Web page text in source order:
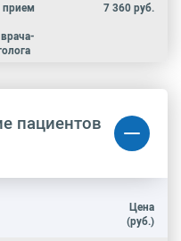
7 360 руб.
пациентов
Цена
(руб.)